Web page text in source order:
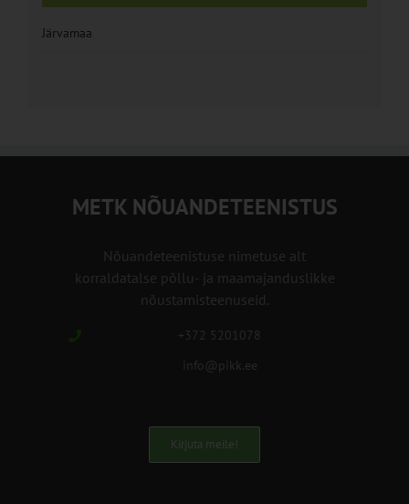
Järvamaa
METK NÕUANDETEENISTUS
Nõuandeteenistuse nimetuse alt
korraldatalse põllu- ja maamajanduslikke
nõustamisteenuseid.
+372 5201078
info@pikk.ee
Kirjuta meile!